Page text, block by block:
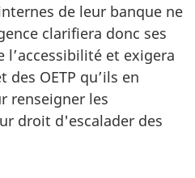
de leur banque ne
clarifiera donc ses
et exigera
OETP qu’ils en
renseigner les
droit d'escalader des